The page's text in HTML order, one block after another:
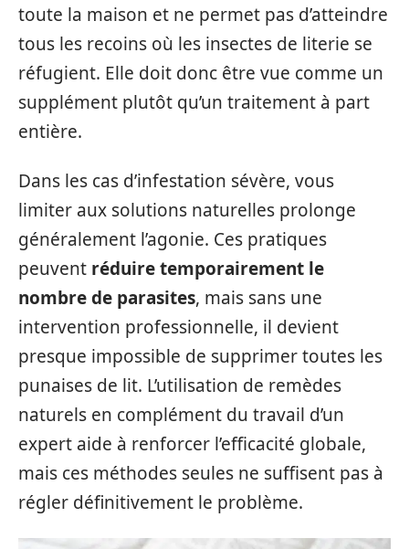
toute la maison et ne permet pas d’atteindre
tous les recoins où les insectes de literie se
réfugient. Elle doit donc être vue comme un
supplément plutôt qu’un traitement à part
entière.
Dans les cas d’infestation sévère, vous
limiter aux solutions naturelles prolonge
généralement l’agonie. Ces pratiques
peuvent réduire temporairement le
nombre de parasites, mais sans une
intervention professionnelle, il devient
presque impossible de supprimer toutes les
punaises de lit. L’utilisation de remèdes
naturels en complément du travail d’un
expert aide à renforcer l’efficacité globale,
mais ces méthodes seules ne suffisent pas à
régler définitivement le problème.